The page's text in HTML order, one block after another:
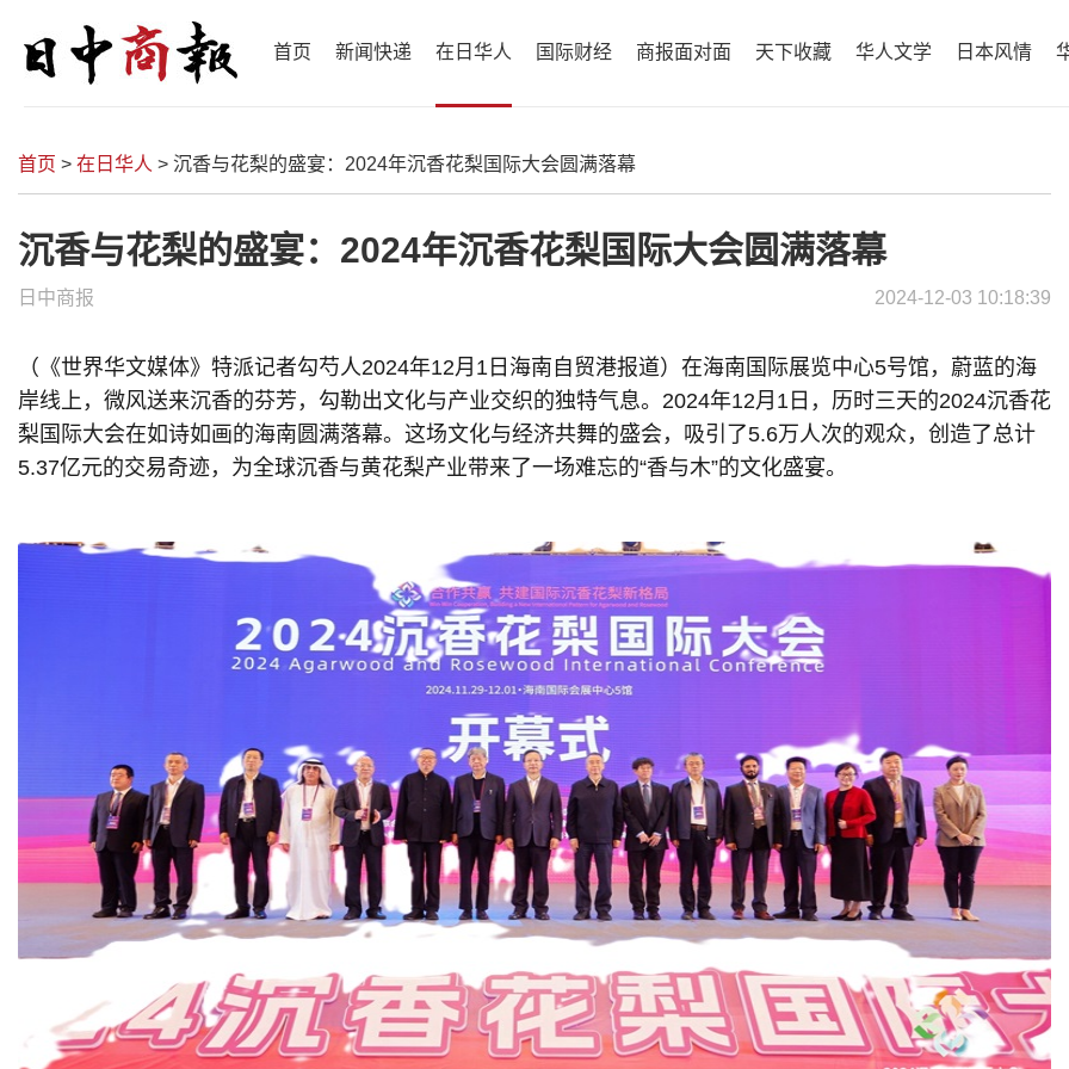
首页 新闻快递 在日华人 国际财经 商报面对面 天下收藏 华人文学 日本风情
首页 > 在日华人 > 沉香与花梨的盛宴：2024年沉香花梨国际大会圆满落幕
沉香与花梨的盛宴：2024年沉香花梨国际大会圆满落幕
日中商报 2024-12-03 10:18:39
（《世界华文媒体》特派记者勾芍人2024年12月1日海南自贸港报道）在海南国际展览中心5号馆，蔚蓝的海
岸线上，微风送来沉香的芬芳，勾勒出文化与产业交织的独特气息。2024年12月1日，历时三天的2024沉香花
梨国际大会在如诗如画的海南圆满落幕。这场文化与经济共舞的盛会，吸引了5.6万人次的观众，创造了总计
5.37亿元的交易奇迹，为全球沉香与黄花梨产业带来了一场难忘的“香与木”的文化盛宴。